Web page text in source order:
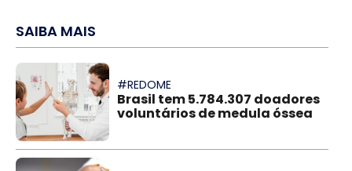
SAIBA MAIS
#REDOME
Brasil tem 5.784.307 doadores
voluntários de medula óssea